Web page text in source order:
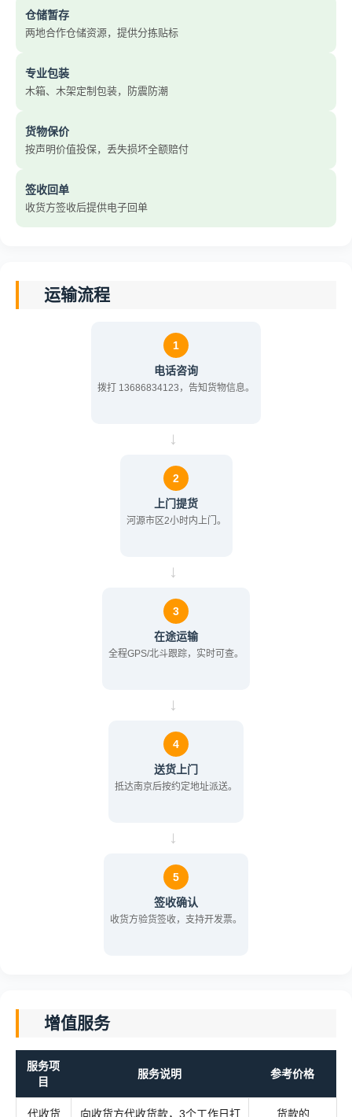
仓储暂存
两地合作仓储资源，提供分拣贴标
专业包装
木箱、木架定制包装，防震防潮
货物保价
按声明价值投保，丢失损坏全额赔付
签收回单
收货方签收后提供电子回单
运输流程
1
电话咨询
拨打 13686834123，告知货物信息。
→
2
上门提货
河源市区2小时内上门。
→
3
在途运输
全程GPS/北斗跟踪，实时可查。
→
4
送货上门
抵达南京后按约定地址派送。
→
5
签收确认
收货方验货签收，支持开发票。
增值服务
服务项
目
服务说明 参考价格
代收货 向收货方代收货款，3个工作日打 货款的